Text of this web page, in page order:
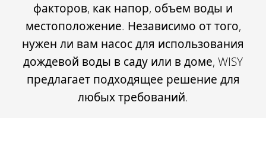
факторов, как напор, объем воды и
местоположение. Независимо от того,
нужен ли вам насос для использования
дождевой воды в саду или в доме, WISY
предлагает подходящее решение для
любых требований.